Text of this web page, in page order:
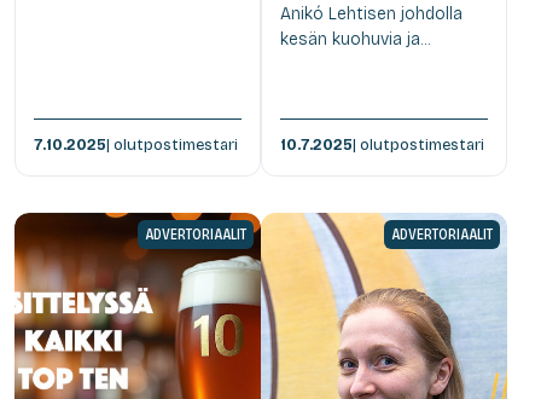
7.10.2025| olutpostimestari
Anikó Lehtisen johdolla
kesän kuohuvia ja...
10.7.2025| olutpostimestari
ADVERTORIAALIT ADVERTORIAALIT